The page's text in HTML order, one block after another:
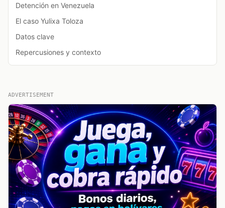
Detención en Venezuela
El caso Yulixa Toloza
Datos clave
Repercusiones y contexto
ADVERTISEMENT